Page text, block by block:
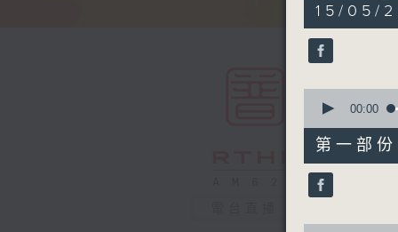
hour,
49
minutes,
59
90%
15/05/
seconds
55
minutes,
10
seconds
90%
00:00
第一部